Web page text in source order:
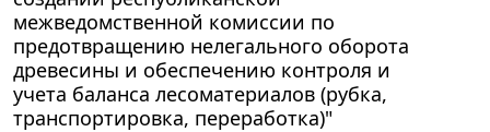
межведомственной комиссии по
предотвращению нелегального оборота
древесины и обеспечению контроля и
учета баланса лесоматериалов (рубка,
транспортировка, переработка)"